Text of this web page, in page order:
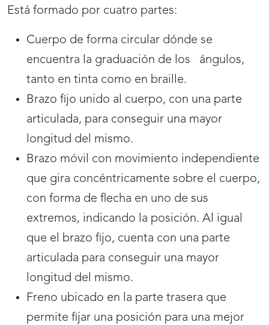
Está formado por cuatro partes:
Cuerpo de forma circular dónde se
encuentra la graduación de los ángulos,
tanto en tinta como en braille.
Brazo fijo unido al cuerpo, con una parte
articulada, para conseguir una mayor
longitud del mismo.
Brazo móvil con movimiento independiente
que gira concéntricamente sobre el cuerpo,
con forma de flecha en uno de sus
extremos, indicando la posición. Al igual
que el brazo fijo, cuenta con una parte
articulada para conseguir una mayor
longitud del mismo.
Freno ubicado en la parte trasera que
permite fijar una posición para una mejor